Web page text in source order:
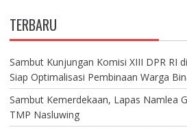
TERBARU
Sambut Kunjungan Komisi XIII DPR RI
Siap Optimalisasi Pembinaan Warga
Sambut Kemerdekaan, Lapas Namlea
TMP Nasluwing